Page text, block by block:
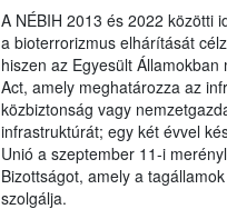
A NÉBIH 2013 és 2022 közötti
a bioterrorizmus elhárítását
hiszen az Egyesült
Act, amely meghatározza az
közbiztonság vagy
infrastruktúrát; egy két évvel
Unió a szeptember 11-i
Bizottságot, amely a
szolgálja.